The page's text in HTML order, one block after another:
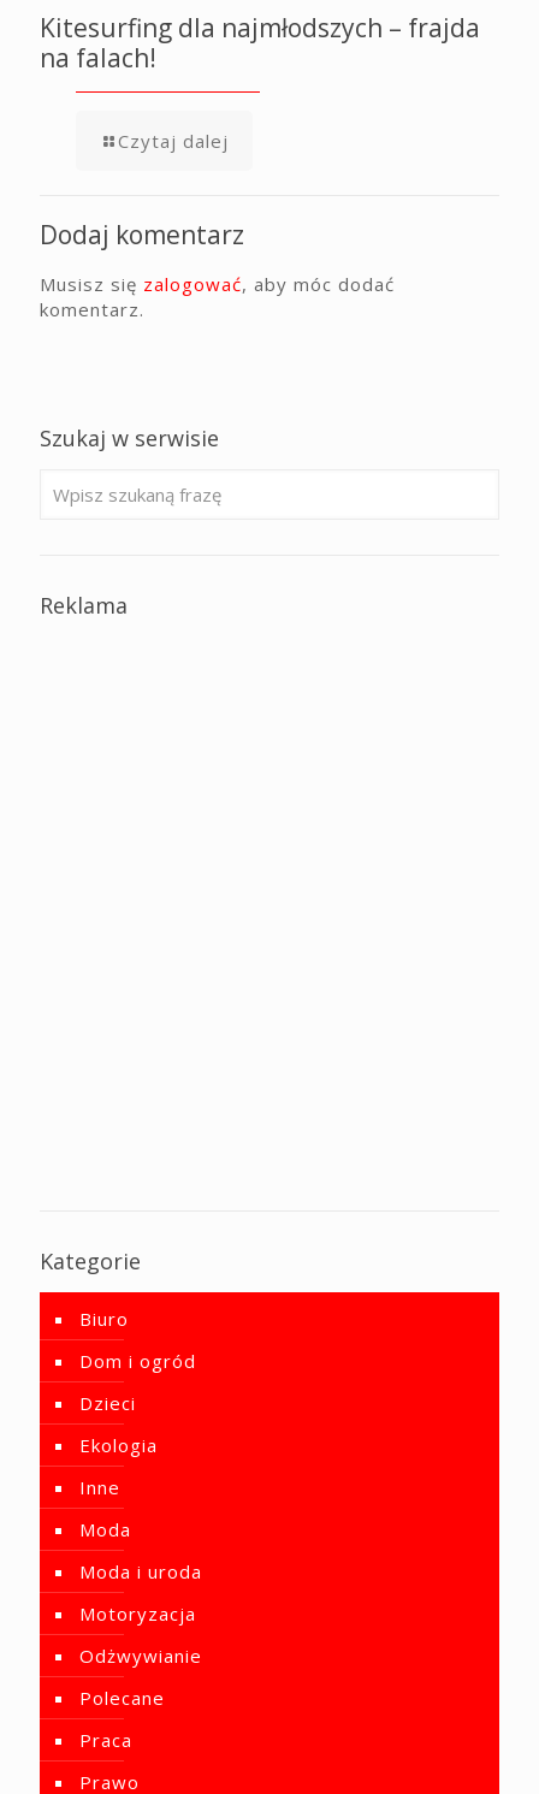
Kitesurfing dla najmłodszych – frajda
na falach!
Czytaj dalej
Dodaj komentarz
Musisz się zalogować, aby móc dodać
komentarz.
Szukaj w serwisie
Reklama
Kategorie
Biuro
Dom i ogród
Dzieci
Ekologia
Inne
Moda
Moda i uroda
Motoryzacja
Odżwywianie
Polecane
Praca
Prawo